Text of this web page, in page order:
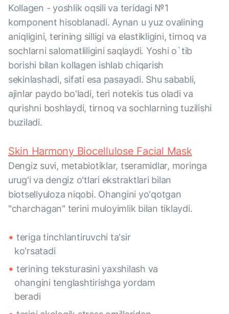
Kollagen - yoshlik oqsili va teridagi №1
komponent hisoblanadi. Aynan u yuz ovalining
aniqligini, terining silligi va elastikligini, tirnoq va
sochlarni salomatliligini saqlaydi. Yoshi o`tib
borishi bilan kollagen ishlab chiqarish
sekinlashadi, sifati esa pasayadi. Shu sababli,
ajinlar paydo bo'ladi, teri notekis tus oladi va
qurishni boshlaydi, tirnoq va sochlarning tuzilishi
buziladi.
Skin Harmony Biocellulose Facial Mask
Dengiz suvi, metabiotiklar, tseramidlar, moringa
urug'i va dengiz o'tlari ekstraktlari bilan
biotsellyuloza niqobi. Ohangini yo'qotgan
"charchagan" terini muloyimlik bilan tiklaydi.
teriga tinchlantiruvchi ta'sir
ko'rsatadi
terining teksturasini yaxshilash va
ohangini tenglashtirishga yordam
beradi